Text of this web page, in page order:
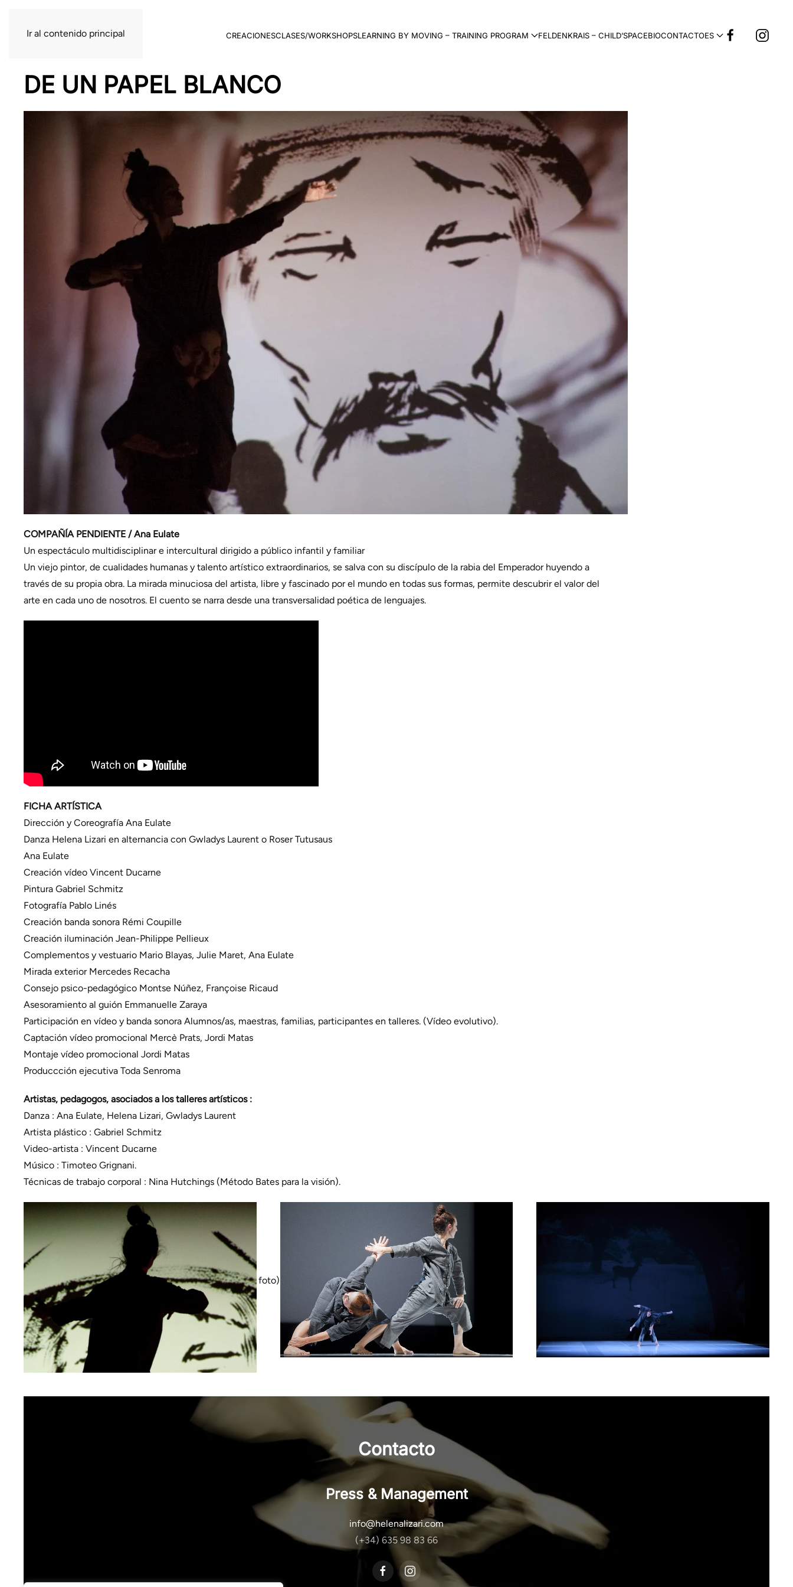
Ir al contenido principal CREACIONESCLASES/WORKSHOPSLEARNING BY MOVING – TRAINING PROGRAM FELDENKRAIS – CHILD’SPACEBIOCONTACTOES
DE UN PAPEL BLANCO
COMPAÑÍA PENDIENTE / Ana Eulate
Un espectáculo multidisciplinar e intercultural dirigido a público infantil y familiar
Un viejo pintor, de cualidades humanas y talento artístico extraordinarios, se salva con su discípulo de la rabia del Emperador huyendo a
través de su propia obra. La mirada minuciosa del artista, libre y fascinado por el mundo en todas sus formas, permite descubrir el valor del
arte en cada uno de nosotros. El cuento se narra desde una transversalidad poética de lenguajes.
FICHA ARTÍSTICA
Dirección y Coreografía Ana Eulate
Danza Helena Lizari en alternancia con Gwladys Laurent o Roser Tutusaus
Ana Eulate
Creación vídeo Vincent Ducarne
Pintura Gabriel Schmitz
Fotografía Pablo Linés
Creación banda sonora Rémi Coupille
Creación iluminación Jean-Philippe Pellieux
Complementos y vestuario Mario Blayas, Julie Maret, Ana Eulate
Mirada exterior Mercedes Recacha
Consejo psico-pedagógico Montse Núñez, Françoise Ricaud
Asesoramiento al guión Emmanuelle Zaraya
Participación en vídeo y banda sonora Alumnos/as, maestras, familias, participantes en talleres. (Vídeo evolutivo).
Captación vídeo promocional Mercè Prats, Jordi Matas
Montaje vídeo promocional Jordi Matas
Produccción ejecutiva Toda Senroma
Artistas, pedagogos, asociados a los talleres artísticos :
Danza : Ana Eulate, Helena Lizari, Gwladys Laurent
Artista plástico : Gabriel Schmitz
Video-artista : Vincent Ducarne
Músico : Timoteo Grignani.
Técnicas de trabajo corporal : Nina Hutchings (Método Bates para la visión).
Fotografía Luis Castilla (2 foto) Florentino Yamuza (3-4 foto)
Contacto
Press & Management
info@helenalizari.com
(+34) 635 98 83 66